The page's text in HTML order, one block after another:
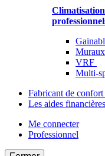
VRF
Multi-
Fabricant de
Les aides
Me connecter
Professionnel